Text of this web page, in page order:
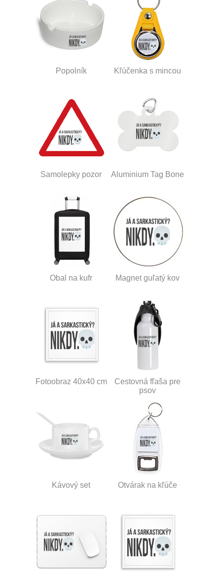
Popolník Kľúčenka s mincou
Samolepky pozor Aluminium Tag Bone
Obal na kufr Magnet guľatý kov
Fotoobraz 40x40 cm
Cestovná fľaša pre
psov
Kávový set Otvárak na kľúče